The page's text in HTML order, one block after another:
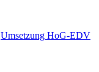
Umsetzung HoG-EDV